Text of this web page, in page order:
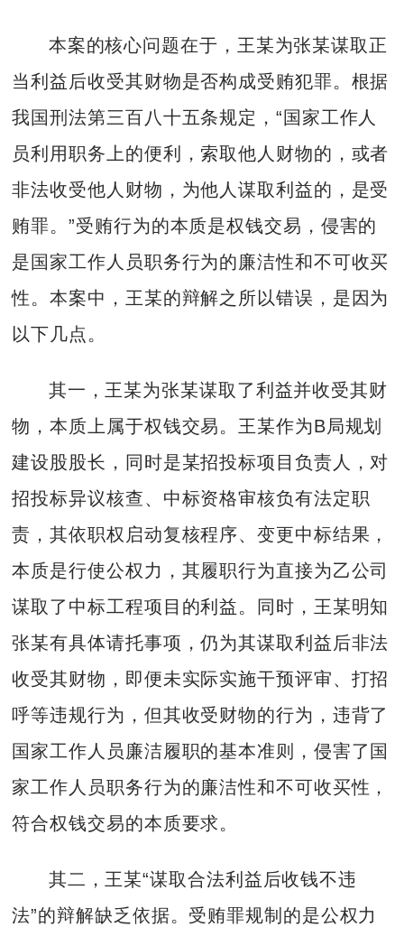
本案的核心问题在于，王某为张某谋取正
当利益后收受其财物是否构成受贿犯罪。根据
我国刑法第三百八十五条规定，“国家工作人
员利用职务上的便利，索取他人财物的，或者
非法收受他人财物，为他人谋取利益的，是受
贿罪。”受贿行为的本质是权钱交易，侵害的
是国家工作人员职务行为的廉洁性和不可收买
性。本案中，王某的辩解之所以错误，是因为
以下几点。
其一，王某为张某谋取了利益并收受其财
物，本质上属于权钱交易。王某作为B局规划
建设股股长，同时是某招投标项目负责人，对
招投标异议核查、中标资格审核负有法定职
责，其依职权启动复核程序、变更中标结果，
本质是行使公权力，其履职行为直接为乙公司
谋取了中标工程项目的利益。同时，王某明知
张某有具体请托事项，仍为其谋取利益后非法
收受其财物，即便未实际实施干预评审、打招
呼等违规行为，但其收受财物的行为，违背了
国家工作人员廉洁履职的基本准则，侵害了国
家工作人员职务行为的廉洁性和不可收买性，
符合权钱交易的本质要求。
其二，王某“谋取合法利益后收钱不违
法”的辩解缺乏依据。受贿罪规制的是公权力